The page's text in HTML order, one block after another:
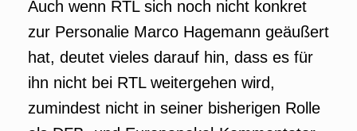
Auch wenn RTL sich noch nicht konkret
zur Personalie Marco Hagemann geäußert
hat, deutet vieles darauf hin, dass es für
ihn nicht bei RTL weitergehen wird,
zumindest nicht in seiner bisherigen Rolle